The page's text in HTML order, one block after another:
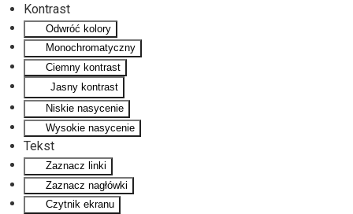
Kontrast
Odwróć kolory
Monochromatyczny
Ciemny kontrast
Jasny kontrast
Niskie nasycenie
Wysokie nasycenie
Tekst
Zaznacz linki
Zaznacz nagłówki
Czytnik ekranu